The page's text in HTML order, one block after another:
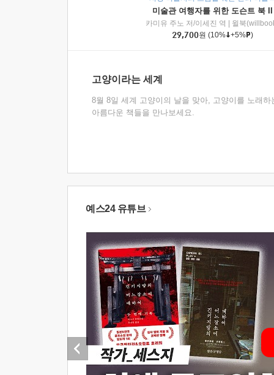
미술관 여행자를 위한 도슨트 북 II
카미유 주노 저/이세진 역
윌북
29,700원 (10% +5% )
고양이라는 세계
8월 8일 세계 고양이의 날을 맞아, 고양이를 노래하
아름다운 책들을 만나보세요.
예스24 유튜브